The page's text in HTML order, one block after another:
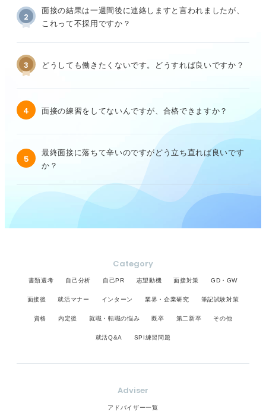
2
面接の結果は一週間後に連絡しますと言われましたが、
これって不採用ですか？
3 どうしても働きたくないです。どうすれば良いですか？
4 面接の練習をしてないんですが、合格できますか？
5
最終面接に落ちて辛いのですがどう立ち直れば良いです
か？
Category
書類選考 自己分析 自己PR 志望動機 面接対策 GD・GW
面接後 就活マナー インターン 業界・企業研究 筆記試験対策
資格 内定後 就職・転職の悩み 既卒 第二新卒 その他
就活Q&A SPI練習問題
Adviser
アドバイザー一覧